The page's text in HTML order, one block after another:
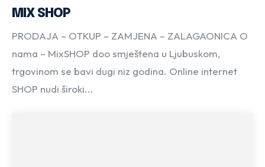
MIX SHOP
PRODAJA – OTKUP – ZAMJENA – ZALAGAONICA O
nama – MixSHOP doo smještena u Ljubuskom,
trgovinom se bavi dugi niz godina. Online internet
SHOP nudi široki...